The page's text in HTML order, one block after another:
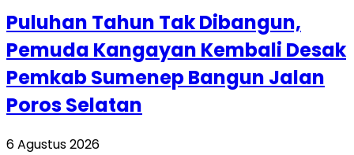
Puluhan Tahun Tak Dibangun,
Pemuda Kangayan Kembali Desak
Pemkab Sumenep Bangun Jalan
Poros Selatan
6 Agustus 2026